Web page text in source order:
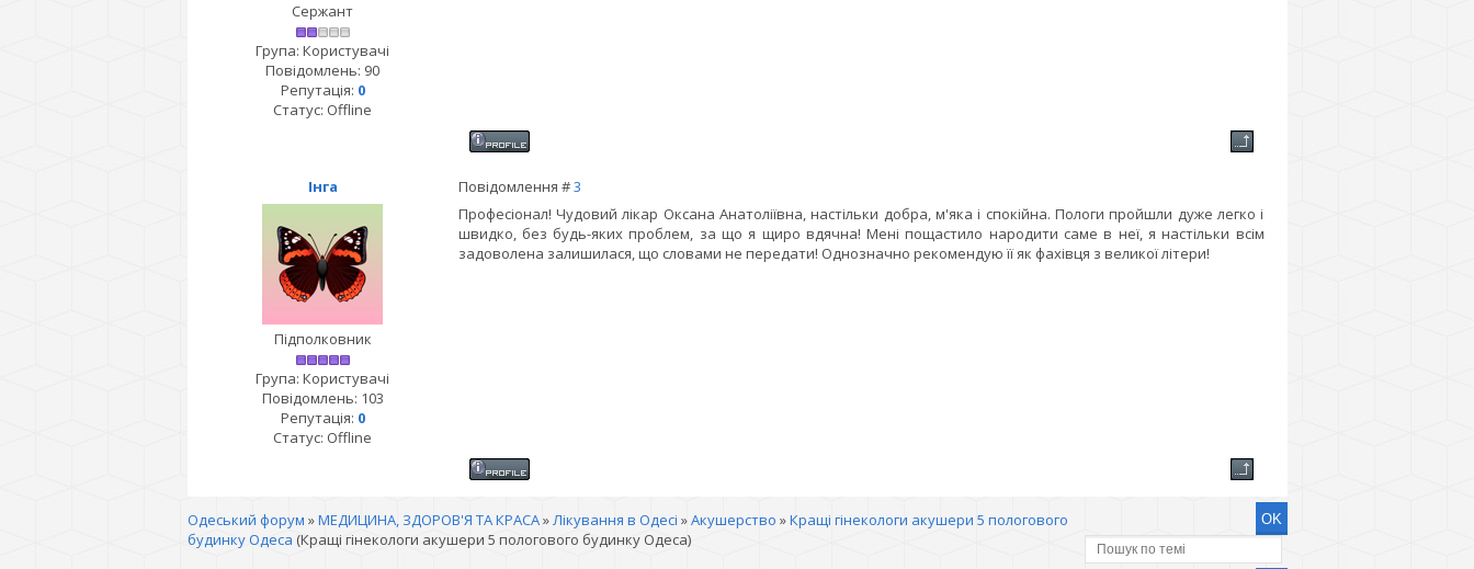
Сержант
Група: Користувачі
Повідомлень: 90
Репутація: 0
Статус: Offline
Інга Повідомлення #3
Підполковник
Група: Користувачі
Повідомлень: 103
Репутація: 0
Статус: Offline
Професіонал! Чудовий лікар Оксана Анатоліївна, настільки добра, м'яка і спокійна. Пологи пройшли дуже легко і
швидко, без будь-яких проблем, за що я щиро вдячна! Мені пощастило народити саме в неї, я настільки всім
задоволена залишилася, що словами не передати! Однозначно рекомендую її як фахівця з великої літери!
Одеський форум »МЕДИЦИНА, ЗДОРОВ'Я ТА КРАСА»Лікування в Одесі »Акушерство »Кращі гінекологи акушери 5 пологового
будинку Одеса (Кращі гінекологи акушери 5 пологового будинку Одеса)